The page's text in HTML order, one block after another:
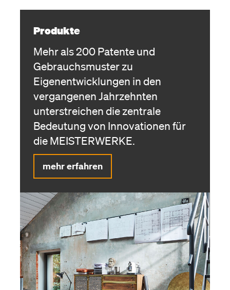
Produkte
Mehr als 200 Patente und
Gebrauchsmuster zu
Eigenentwicklungen in den
vergangenen Jahrzehnten
unterstreichen die zentrale
Bedeutung von Innovationen für
die MEISTER­WERKE.
mehr erfahren